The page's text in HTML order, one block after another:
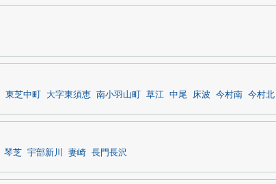
東芝中町 大字東須恵 南小羽山町 草江 中尾 床波 今村南 今村北
琴芝 宇部新川 妻崎 長門長沢